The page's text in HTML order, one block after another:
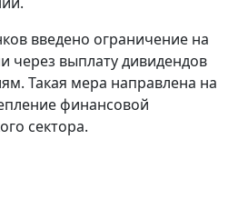
введено ограничение на
через выплату дивидендов
Такая мера направлена на
финансовой
сектора.